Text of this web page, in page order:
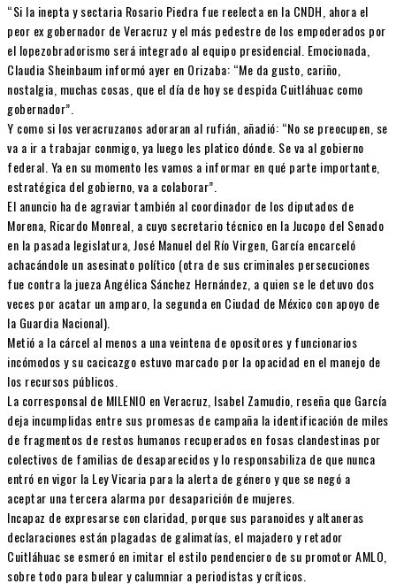
“Si la inepta y sectaria Rosario Piedra fue reelecta en la CNDH, ahora el
peor ex gobernador de Veracruz y el más pedestre de los empoderados por
el lopezobradorismo será integrado al equipo presidencial. Emocionada,
Claudia Sheinbaum informó ayer en Orizaba: “Me da gusto, cariño,
nostalgia, muchas cosas, que el día de hoy se despida Cuitláhuac como
gobernador”.
Y como si los veracruzanos adoraran al rufián, añadió: “No se preocupen, se
va a ir a trabajar conmigo, ya luego les platico dónde. Se va al gobierno
federal. Ya en su momento les vamos a informar en qué parte importante,
estratégica del gobierno, va a colaborar”.
El anuncio ha de agraviar también al coordinador de los diputados de
Morena, Ricardo Monreal, a cuyo secretario técnico en la Jucopo del Senado
en la pasada legislatura, José Manuel del Río Virgen, García encarceló
achacándole un asesinato político (otra de sus criminales persecuciones
fue contra la jueza Angélica Sánchez Hernández, a quien se le detuvo dos
veces por acatar un amparo, la segunda en Ciudad de México con apoyo de
la Guardia Nacional).
Metió a la cárcel al menos a una veintena de opositores y funcionarios
incómodos y su cacicazgo estuvo marcado por la opacidad en el manejo de
los recursos públicos.
La corresponsal de MILENIO en Veracruz, Isabel Zamudio, reseña que García
deja incumplidas entre sus promesas de campaña la identificación de miles
de fragmentos de restos humanos recuperados en fosas clandestinas por
colectivos de familias de desaparecidos y lo responsabiliza de que nunca
entró en vigor la Ley Vicaria para la alerta de género y que se negó a
aceptar una tercera alarma por desaparición de mujeres.
Incapaz de expresarse con claridad, porque sus paranoides y altaneras
declaraciones están plagadas de galimatías, el majadero y retador
Cuitláhuac se esmeró en imitar el estilo pendenciero de su promotor AMLO,
sobre todo para bulear y calumniar a periodistas y críticos.